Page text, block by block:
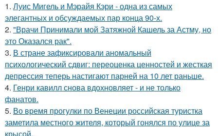
1. Луис Мигель и Мэрайя Кэри - одна из самых
элегантных и обсуждаемых пар конца 90-х.
2. "Врачи Принимали мой Затяжной Кашель за Астму, но
это Оказался рак".
3. В стране зафиксировали аномальный
психологический сдвиг: переоценка ценностей и жесткая
депрессия теперь настигают парней на 10 лет раньше.
4. Генри кавилл снова вдохновляет - и не только
фанатов.
5. Во время прогулки по Венеции российская туристка
заметила местного жителя, который гонялся по улице за